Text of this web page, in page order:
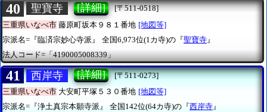
40 聖寶寺 [詳細]
[〒511-0518]
三重県いなべ市 藤原町坂本９８１番地 [地図等]
宗派名=『臨済宗妙心寺派』
全国6,973位(1カ寺)の『聖寶寺 』
法人コード=「4190005008339」
41 西岸寺 [詳細]
[〒511-0273]
三重県いなべ市 大安町平塚５３０番地 [地図等]
宗派名=『浄土真宗本願寺派』
全国142位(64カ寺)の『西岸寺』